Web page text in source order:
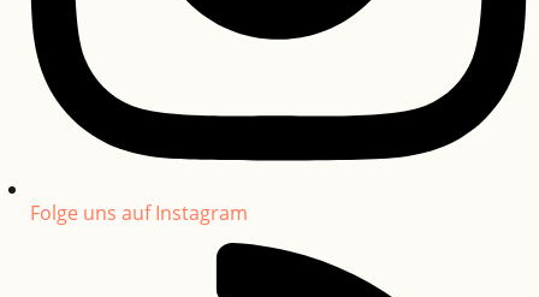
Folge uns auf Instagram